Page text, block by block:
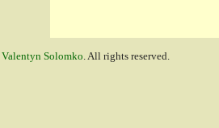
Valentyn Solomko. All rights reserved.